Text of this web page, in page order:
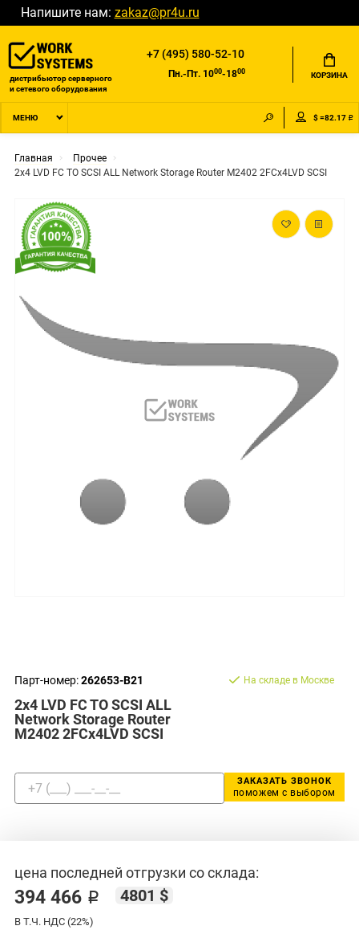
Напишите нам: zakaz@pr4u.ru
дистрибьютор серверного
и сетевого оборудования
+7 (495) 580-52-10
Пн.-Пт. 1000-1800 КОРЗИНА
МЕНЮ $ =82.17 ₽
Главная
Прочее
2x4 LVD FC TO SCSI ALL Network Storage Router M2402 2FCx4LVD SCSI
Парт-номер:262653-B21
2x4 LVD FC TO SCSI ALL
Network Storage Router
M2402 2FCx4LVD SCSI
На складе в Москве
ЗАКАЗАТЬ ЗВОНОК
поможем с выбором
цена последней отгрузки со склада:
394 466 ₽ 4801 $
В Т.Ч. НДС (22%)